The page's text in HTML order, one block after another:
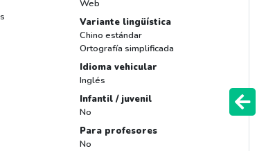
Web
Variante lingüística
Chino estándar
Ortografía simplificada
Idioma vehicular
Inglés
Infantil / juvenil
No
Para profesores
No